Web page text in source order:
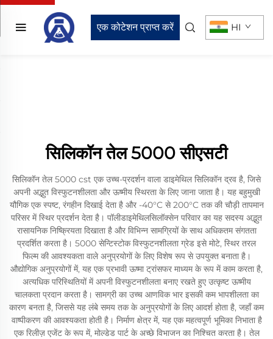
एक कोटेशन प्राप्त करें HI
सिलिकॉन तेल 5000 सीएसटी
सिलिकॉन तेल 5000 cst एक उच्च-प्रदर्शन वाला डाइमेथिल सिलिकॉन द्रव है, जिसे
अपनी अद्भुत विस्फुटनशीलता और ऊष्मीय स्थिरता के लिए जाना जाता है। यह बहुमुखी
यौगिक एक स्पष्ट, रंगहीन दिखाई देता है और -40°C से 200°C तक की चौड़ी तापमान
परिसर में स्थिर प्रदर्शन देता है। पॉलीडाइमेथिलसिलॉक्सेन परिवार का यह सदस्य अद्भुत
रासायनिक निष्क्रियता दिखाता है और विभिन्न सामग्रियों के साथ अधिकतम संगतता
प्रदर्शित करता है। 5000 सेन्टिस्टोक विस्फुटनशीलता ग्रेड इसे मोटे, स्थिर तरल
फिल्म की आवश्यकता वाले अनुप्रयोगों के लिए विशेष रूप से उपयुक्त बनाता है।
औद्योगिक अनुप्रयोगों में, यह एक प्रभावी ऊष्मा ट्रांसफर माध्यम के रूप में काम करता है,
अत्यधिक परिस्थितियों में अपनी विस्फुटनशीलता बनाए रखते हुए उत्कृष्ट ऊष्मीय
चालकता प्रदान करता है। सामग्री का उच्च आणविक भार इसकी कम भापशीलता का
कारण बनता है, जिससे यह लंबे समय तक के अनुप्रयोगों के लिए आदर्श होता है, जहाँ कम
वाष्पीकरण की आवश्यकता होती है। निर्माण क्षेत्र में, यह एक महत्वपूर्ण भूमिका निभाता है
एक रिलीज़ एजेंट के रूप में, मोल्डेड पार्ट के अच्छे विभाजन का निश्चित करता है। तेल